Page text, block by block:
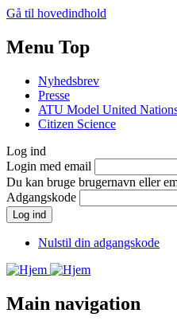
Gå til hovedindhold
Menu Top
Nyhedsbrev
Presse
ATU Model United
Citizen Science
Log ind
Login med email
Du kan bruge brugernavn eller
Adgangskode
Nulstil din adgangskode
Main navigation